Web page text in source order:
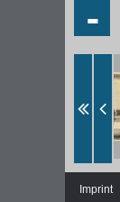
-
Imprint